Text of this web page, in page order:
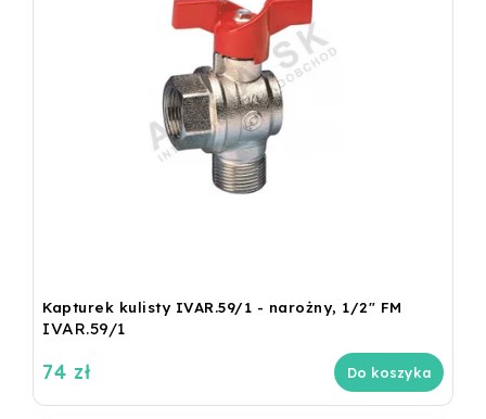
Kapturek kulisty IVAR.59/1 - narożny, 1/2" FM
IVAR.59/1
74 zł Do koszyka